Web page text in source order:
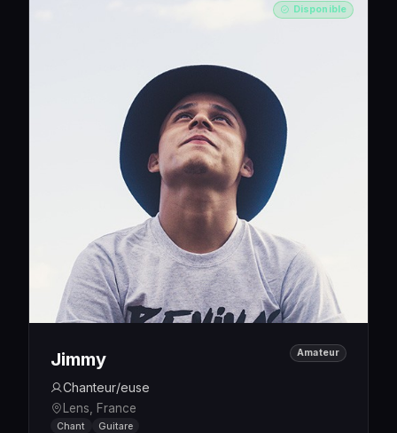
Disponible
Jimmy
Chanteur/euse
Lens, France
Amateur
Chant
Guitare